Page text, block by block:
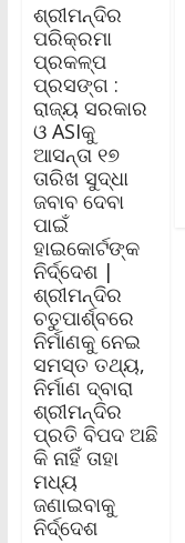
ଶ୍ରୀମନ୍ଦିର
ପରିକ୍ରମା
ପ୍ରକଳ୍ପ
ପ୍ରସଙ୍ଗ :
ରାଜ୍ୟ ସରକାର
ଓ ASIକୁ
ଆସନ୍ତା ୧୭
ତାରିଖ ସୁଦ୍ଧା
ଜବାବ ଦେବା
ପାଇଁ
ହାଇକୋର୍ଟଙ୍କ
ନିର୍ଦ୍ଦେଶ |
ଶ୍ରୀମନ୍ଦିର
ଚତୁପାର୍ଶ୍ବରେ
ନିର୍ମାଣକୁ ନେଇ
ସମସ୍ତ ତଥ୍ୟ,
ନିର୍ମାଣ ଦ୍ବାରା
ଶ୍ରୀମନ୍ଦିର
ପ୍ରତି ବିପଦ ଅଛି
କି ନାହିଁ ତାହା
ମଧ୍ୟ
ଜଣାଇବାକୁ
ନିର୍ଦ୍ଦେଶ